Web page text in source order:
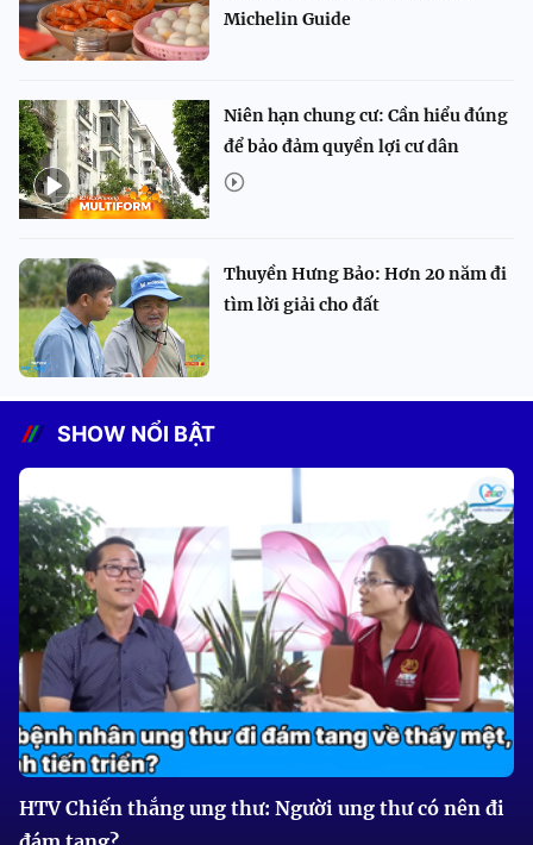
Michelin Guide
Niên hạn chung cư: Cần hiểu đúng
để bảo đảm quyền lợi cư dân
Thuyền Hưng Bảo: Hơn 20 năm đi
tìm lời giải cho đất
SHOW NỔI BẬT
HTV Chiến thắng ung thư: Người ung thư có nên đi